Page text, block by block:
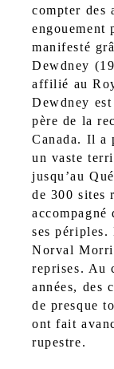
compter des
engouement
manifesté
Dewdney
affilié au
Dewdney
père de la
Canada. Il a
un vaste
jusqu’au
de 300 sites
accompagné
ses périples.
Norval
reprises. Au
années, des
de presque
ont fait
rupestre.